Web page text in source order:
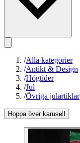
/Alla kategorier
/Antikt & Design
/Högtider
/Jul
/Övriga julartiklar
Hoppa över karusell